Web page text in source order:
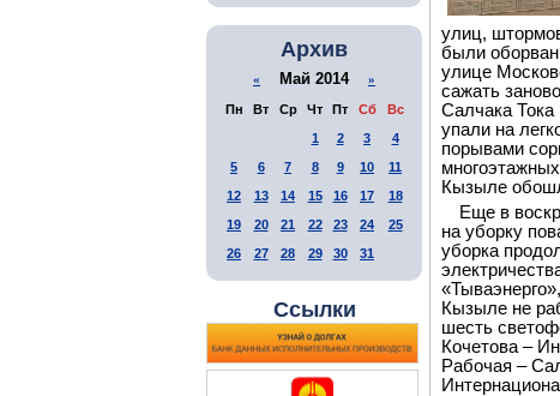
Архив
« Май 2014 »
Пн Вт Ср Чт Пт Сб
Вс
1
2 3
4
5
6 7 8 9 10
11
12
13 14 15 16 17
18
19
20 21 22 23 24
25
26
27 28 29 30 31
Ссылки
улиц,
были
улице
сажать
Салчака Тока
упали на
порывами
Кызыле
Еще в
на уборку
уборка
Кызыле не
шесть
Кочетова –
Рабочая –